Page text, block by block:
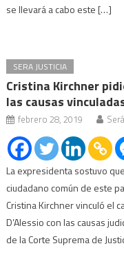
se llevará a cabo este […]
SERA JUSTICIA
Cristina Kirchner
las causas
febrero 28, 2019
La expresidenta sostuvo
ciudadano común de este
Cristina Kirchner vinculó el
D’Alessio con las causas
de la Corte Suprema de